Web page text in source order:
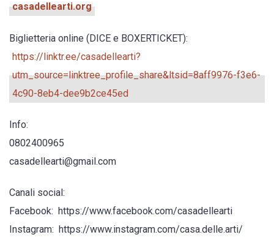
casadellearti.org
Biglietteria online (DICE e BOXERTICKET):
https://linktr.ee/casadellearti?
utm_source=linktree_profile_share&ltsid=8aff9976-f3e6-
4c90-8eb4-dee9b2ce45ed
Info:
0802400965
casadellearti@gmail.com
Canali social:
Facebook: https://www.facebook.com/casadellearti
Instagram: https://www.instagram.com/casa.delle.arti/